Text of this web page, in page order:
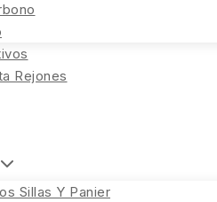
Rejones
Sillas Y Panier